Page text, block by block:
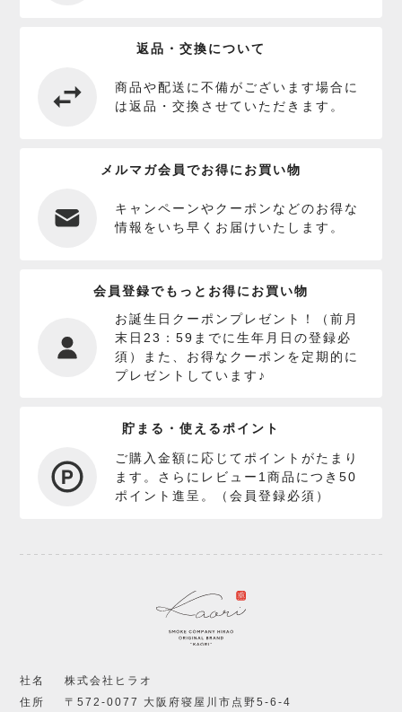
返品・交換について
商品や配送に不備がございます場合に
は返品・交換させていただきます。
メルマガ会員でお得にお買い物
キャンペーンやクーポンなどのお得な
情報をいち早くお届けいたします。
会員登録でもっとお得にお買い物
お誕生日クーポンプレゼント！（前月
末日23：59までに生年月日の登録必
須）また、お得なクーポンを定期的に
プレゼントしています♪
貯まる・使えるポイント
ご購入金額に応じてポイントがたまり
ます。さらにレビュー1商品につき50
ポイント進呈。（会員登録必須）
社名
株式会社ヒラオ
住所
〒572-0077 大阪府寝屋川市点野5-6-4